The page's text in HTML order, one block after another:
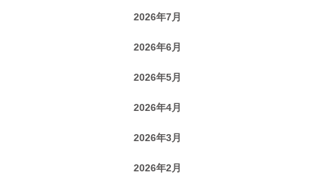
2026年7月
2026年6月
2026年5月
2026年4月
2026年3月
2026年2月